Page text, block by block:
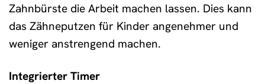
Zahnbürste die Arbeit machen lassen. Dies kann
das Zähneputzen für Kinder angenehmer und
weniger anstrengend machen.
Integrierter Timer